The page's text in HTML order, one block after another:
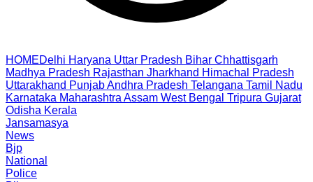
HOMEDelhi Haryana Uttar Pradesh Bihar Chhattisgarh
Madhya Pradesh Rajasthan Jharkhand Himachal Pradesh
Uttarakhand PunjabAndhra Pradesh Telangana Tamil Nadu
Karnataka Maharashtra Assam West Bengal Tripura Gujarat
Odisha Kerala
Jansamasya
News
Bjp
National
Police